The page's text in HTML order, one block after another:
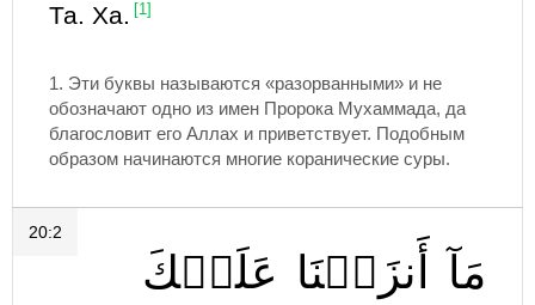
Та. Ха. [1]
1. Эти буквы называются «разорванными» и не
обозначают одно из имен Пророка Мухаммада, да
благословит его Аллах и приветствует. Подобным
образом начинаются многие коранические суры.
20:2
مَآ أَنزَلۡنَا عَلَيۡكَ